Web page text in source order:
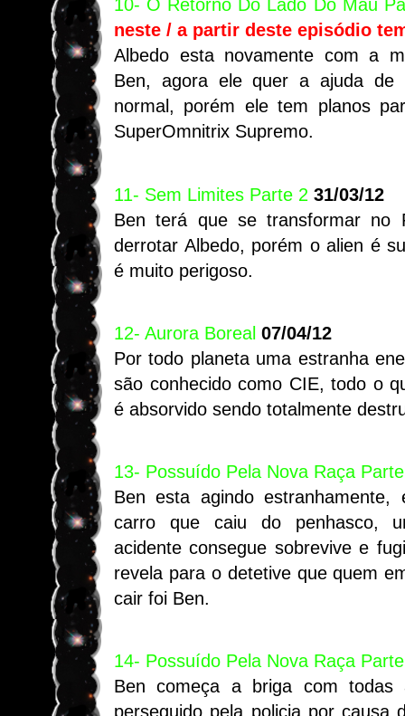
10- O Retorno Do Lado Do Mau
neste / a partir deste episódio
Albedo esta novamente com a
Ben, agora ele quer a ajuda de
normal, porém ele tem planos
SuperOmnitrix Supremo.
11- Sem Limites Parte 2 31/03/12
Ben terá que se transformar no
derrotar Albedo, porém o alien é
é muito perigoso.
12- Aurora Boreal 07/04/12
Por todo planeta uma estranha
são conhecido como CIE, todo o
é absorvido sendo totalmente
13- Possuído Pela Nova Raça
Ben esta agindo
carro que caiu do penhasco,
acidente consegue sobrevive e
revela para o detetive que quem
cair foi Ben.
14- Possuído Pela Nova Raça
Ben começa a briga com
perseguido pela policia por causa